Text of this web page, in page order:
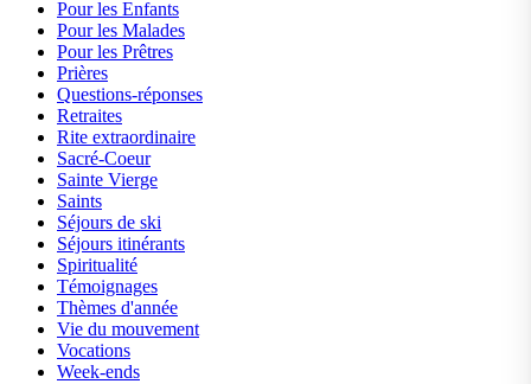
Pour les Enfants
Pour les Malades
Pour les Prêtres
Prières
Questions-réponses
Retraites
Rite extraordinaire
Sacré-Coeur
Sainte Vierge
Saints
Séjours de ski
Séjours itinérants
Spiritualité
Témoignages
Thèmes d'année
Vie du mouvement
Vocations
Week-ends